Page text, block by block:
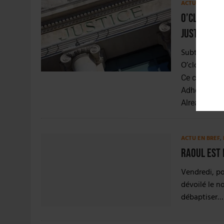
ACTUS
O’Clock
justice
Subtile
O’clock
Ce contenu
Adhérer
Already a
ACTU EN BREF,
Raoul est
Vendredi,
dévoilé le
débaptiser…